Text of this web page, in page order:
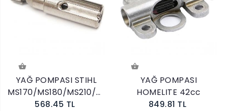
YAĞ POMPASI STIHL
MS170/MS180/MS210/MS230/MS250
568.45 TL
YAĞ POMPASI
HOMELITE 42cc
849.81 TL